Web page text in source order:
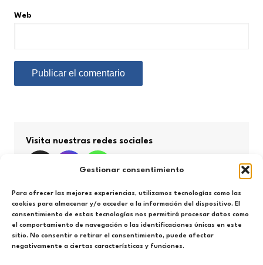
Gestionar consentimiento
Para ofrecer las mejores experiencias, utilizamos tecnologías como las
cookies para almacenar y/o acceder a la información del dispositivo. El
consentimiento de estas tecnologías nos permitirá procesar datos como
el comportamiento de navegación o las identificaciones únicas en este
sitio. No consentir o retirar el consentimiento, puede afectar
negativamente a ciertas características y funciones.
Web
Visita nuestras redes sociales
Búsqueda por categorías
Búsqueda